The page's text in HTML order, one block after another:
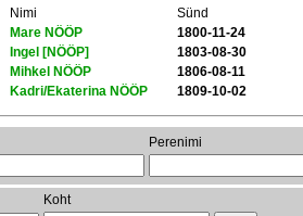
Nimi
Sünd
Mare NÖÖP
1800-11-24
Ingel [NÖÖP]
1803-08-30
Mihkel NÖÖP
1806-08-11
Kadri/Ekaterina NÖÖP
1809-10-02
Perenimi
Koht